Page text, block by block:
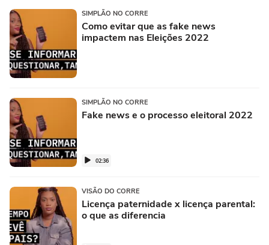
SIMPLÃO NO CORRE
Como evitar que as fake news
impactem nas Eleições 2022
SIMPLÃO NO CORRE
Fake news e o processo eleitoral 2022
02:36
VISÃO DO CORRE
Licença paternidade x licença parental:
o que as diferencia